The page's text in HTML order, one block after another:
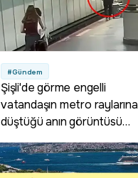
#Gündem
Şişli'de görme engelli
vatandaşın metro raylarına
düştüğü anın görüntüsü